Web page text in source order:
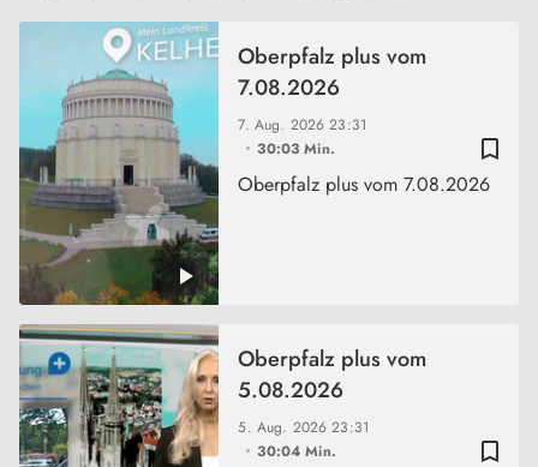
bookmark_border
7. Aug. 202623:31
30:03 Min.
Oberpfalz plus vom
7.08.2026
Oberpfalz plus vom 7.08.2026
bookmark_border
5. Aug. 202623:31
30:04 Min.
Oberpfalz plus vom
5.08.2026